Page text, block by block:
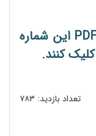
علاقه‌مندان برای دریافت فایل PDF این شماره
کلیک کنند.
تعداد بازدید: ۷۸۳